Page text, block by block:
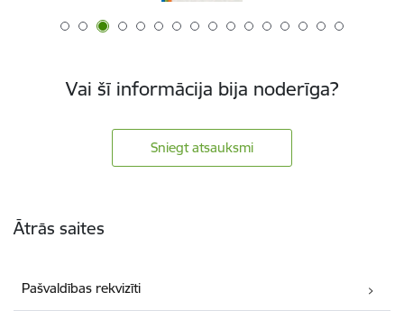
Vai šī informācija bija noderīga?
Sniegt atsauksmi
Ātrās saites
Pašvaldības rekvizīti